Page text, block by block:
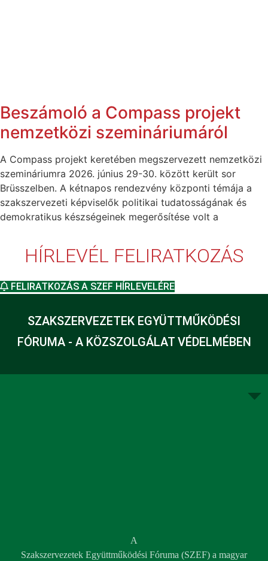
Beszámoló a Compass projekt
nemzetközi szemináriumáról
A Compass projekt keretében megszervezett nemzetközi
szemináriumra 2026. június 29-30. között került sor
Brüsszelben. A kétnapos rendezvény központi témája a
szakszervezeti képviselők politikai tudatosságának és
demokratikus készségeinek megerősítése volt a
HÍRLEVÉL FELIRATKOZÁS
FELIRATKOZÁS A SZEF HÍRLEVELÉRE
SZAKSZERVEZETEK EGYÜTTMŰKÖDÉSI
FÓRUMA - A KÖZSZOLGÁLAT VÉDELMÉBEN
A
Szakszervezetek Együttműködési Fóruma (SZEF) a magyar